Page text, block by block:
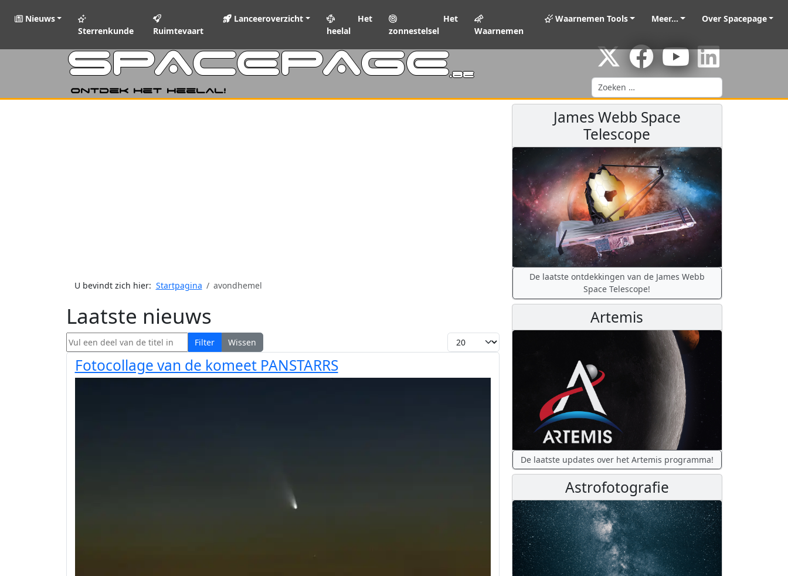
Nieuws
Sterrenkunde
Ruimtevaart
Lanceeroverzicht
Het
heelal
Het
zonnestelsel
Waarnemen
Waarnemen Tools Meer... Over Spacepage
SPACEPAGE.be
Ontdek het heelal!
Zoeken
U bevindt zich hier: Startpagina avondhemel
Laatste nieuws
Vul een deel van de titel in Filter Wissen Toon #
Fotocollage van de komeet PANSTARRS
James Webb Space
Telescope
De laatste ontdekkingen van de James Webb
Space Telescope!
Artemis
De laatste updates over het Artemis programma!
Astrofotografie